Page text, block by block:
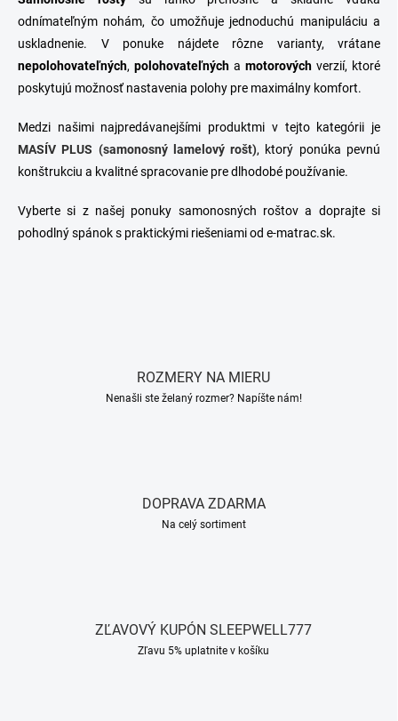
v
k
y
v
ý
i
s
u
odnímateľným nohám, čo umožňuje jednoduchú manipuláciu a
uskladnenie. V ponuke nájdete rôzne varianty, vrátane
nepolohovateľných, polohovateľných a motorových verzií, ktoré
poskytujú možnosť nastavenia polohy pre maximálny komfort.
Medzi našimi najpredávanejšími produktmi v tejto kategórii je
MASÍV PLUS (samonosný lamelový rošt), ktorý ponúka pevnú
konštrukciu a kvalitné spracovanie pre dlhodobé používanie.
Vyberte si z našej ponuky samonosných roštov a doprajte si
pohodlný spánok s praktickými riešeniami od e-matrac.sk.
ROZMERY NA MIERU
Nenašli ste želaný rozmer? Napíšte nám!
DOPRAVA ZDARMA
Na celý sortiment
ZĽAVOVÝ KUPÓN SLEEPWELL777
Zľavu 5% uplatnite v košíku